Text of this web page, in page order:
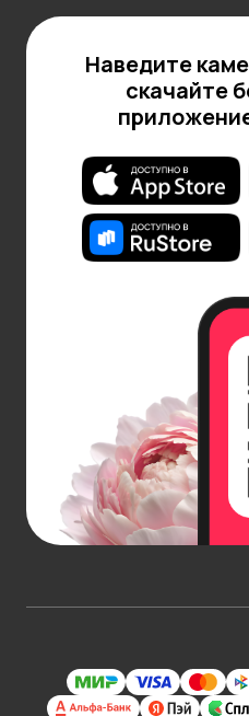
Наведите
скачайте